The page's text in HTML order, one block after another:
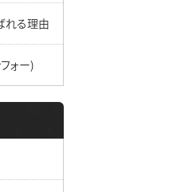
れる理由
ォー)